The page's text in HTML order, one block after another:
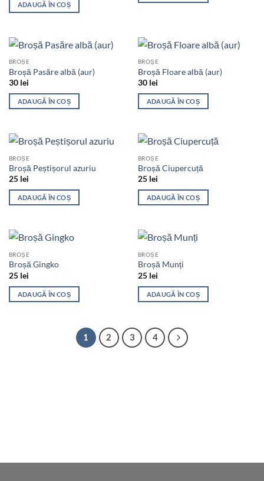
ADAUGĂ ÎN COȘ
BROȘE
Broșă Pasăre albă (aur)
30 lei
ADAUGĂ ÎN COȘ
BROȘE
Broșă Floare albă (aur)
30 lei
ADAUGĂ ÎN COȘ
BROȘE
Broșă Peștișorul azuriu
25 lei
ADAUGĂ ÎN COȘ
BROȘE
Broșă Ciupercuță
25 lei
ADAUGĂ ÎN COȘ
BROȘE
Broșă Gingko
25 lei
ADAUGĂ ÎN COȘ
BROȘE
Broșă Munți
25 lei
ADAUGĂ ÎN COȘ
1 2 3 4